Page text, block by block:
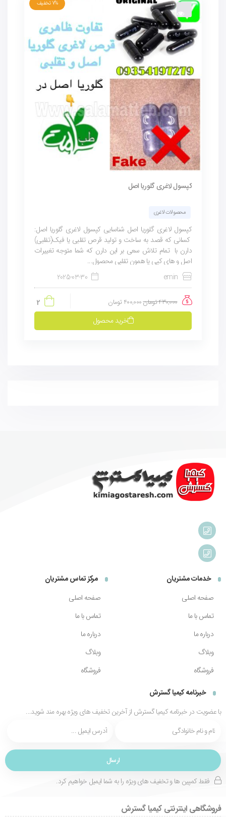
7% تخفیف
کپسول لاغری گلوریا اصل
محصولات لاغری
کپسول لاغری گلوریا اصل شناسایی کپسول لاغری گلوریا اصل:
کسانی که قصد به ساخت و تولید قرص تقلبی یا فیک(تقلبی)
دارن با تمام تلاش سعی بر این دارن که شما متوجه تغییرات
اصل و های کپی یا همون تقلبی محصول...
emin
2025-03-30
430,000تومان400,000 تومان
2
خرید محصول
خدمات مشتریان
صفحه اصلی
تماس با ما
درباره ما
وبلاگ
فروشگاه
مرکز تماس مشتریان
صفحه اصلی
تماس با ما
درباره ما
وبلاگ
فروشگاه
خبرنامه کیمیا گسترش
با عضویت در خبرنامه کیمیا گسترش از آخرین تخفیف های ویژه بهره مند شوید...
فقط کمپین ها و تخفیف های ویژه را به شما ایمیل خواهیم کرد.
فروشگاهی اینترنتی کیمیا گسترش